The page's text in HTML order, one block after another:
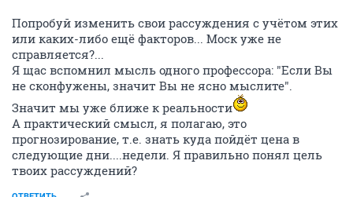
Попробуй изменить свои рассуждения с учётом этих
или каких-либо ещё факторов... Моск уже не
справляется?...
Я щас вспомнил мысль одного профессора: "Если Вы
не сконфужены, значит Вы не ясно мыслите".
Значит мы уже ближе к реальности
А практический смысл, я полагаю, это
прогнозирование, т.е. знать куда пойдёт цена в
следующие дни....недели. Я правильно понял цель
твоих рассуждений?